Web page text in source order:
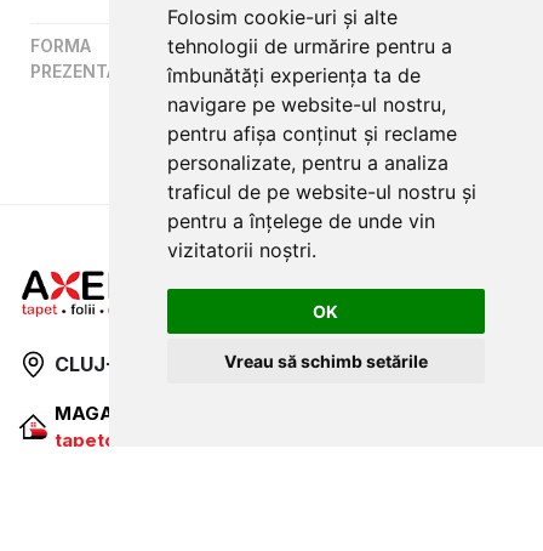
Folosim cookie-uri și alte
tehnologii de urmărire pentru a
îmbunătăți experiența ta de
navigare pe website-ul nostru,
pentru afișa conținut și reclame
personalizate, pentru a analiza
traficul de pe website-ul nostru și
pentru a înțelege de unde vin
vizitatorii noștri.
OK
Vreau să schimb setările
FORMA
PREZENTARE
Panel
CLUJ-NAPOCA stradaTraian, nr. 86-88
MAGAZIN ONLINE
tapetcugarantie.ro